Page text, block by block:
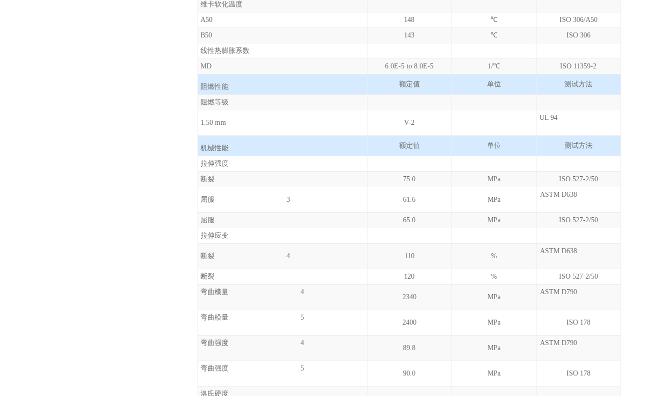
维卡软化温度
A50 148 ℃ ISO 306/A50
B50 143 ℃ ISO 306
线性热膨胀系数
MD 6.0E-5 to 8.0E-5 1/℃ ISO 11359-2
阻燃性能 额定值 单位 测试方法
阻燃等级
1.50 mm V-2
UL 94
机械性能 额定值 单位 测试方法
拉伸强度
断裂 75.0 MPa ISO 527-2/50
屈服 3 61.6 MPa
ASTM D638
屈服 65.0 MPa ISO 527-2/50
拉伸应变
断裂 4 110 %
ASTM D638
断裂 120 % ISO 527-2/50
弯曲模量 4
2340 MPa
ASTM D790
弯曲模量 5
2400 MPa ISO 178
弯曲强度 4
89.8 MPa
ASTM D790
弯曲强度 5
90.0 MPa ISO 178
洛氏硬度